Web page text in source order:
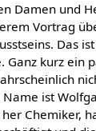
Damen und
Vortrag
Das
Ganz kurz ein
ist
Chemiker,